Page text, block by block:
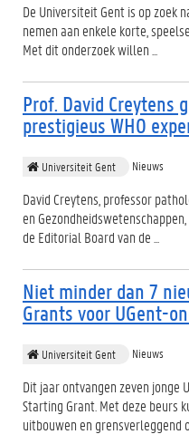
De Universiteit Gent is op zoek
nemen aan enkele korte,
Met dit onderzoek willen ...
Prof. David Creytens
prestigieus WHO
Universiteit Gent Nieuws
David Creytens, professor
en
de Editorial Board van de ...
Niet minder dan 7
Grants voor UGent-
Universiteit Gent Nieuws
Dit jaar ontvangen zeven jonge
Starting Grant. Met deze beurs
uitbouwen en grensverleggend